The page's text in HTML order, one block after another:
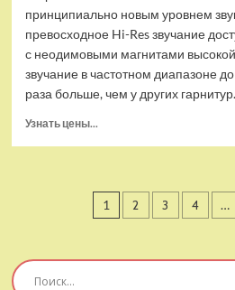
принципиально новым уровнем
превосходное Hi-Res звучание
с неодимовыми магнитами
звучание в частотном диапазоне
раза больше, чем у других гарнитур.
Узнать цены...
наушники
Arctis
Пагинация
1 2 3 4 …